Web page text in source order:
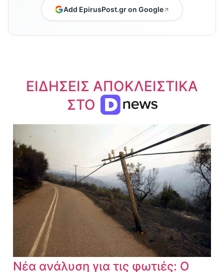
Add EpirusPost.gr on Google
ΕΙΔΗΣΕΙΣ ΑΠΟΚΛΕΙΣΤΙΚΑ
ΣΤΟ
Νέα ανάλυση για τις φωτιές: Ο